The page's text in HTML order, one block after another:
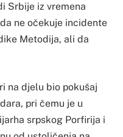
Srbije iz vremena
ne očekuje incidente
Metodija, ali da
na djelu bio pokušaj
pri čemu je u
srpskog Porfirija i